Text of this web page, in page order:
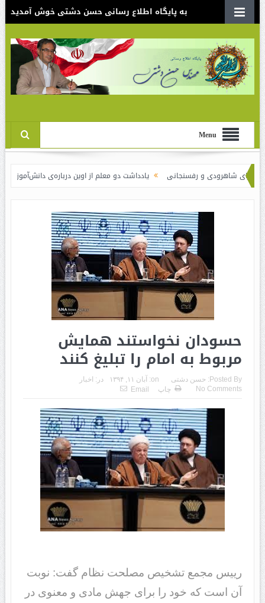
به پایگاه اطلاع رسانی حسن دشتی خوش آمدید
Menu
و رفسنجانی یادداشت دو معلم از اوین درباره‌ی دانش‌آموزانی که سوختند
حسودان نخواستند همایش
مربوط به امام را تبلیغ کنند
Posted By: حسن دشتی on: آبان ۱۱, ۱۳۹۴ در: اخبار
No Comments
چاپ Email
رییس مجمع تشخیص مصلحت نظام گفت: نوبت
آن است که خود را برای جهش مادی و معنوی در